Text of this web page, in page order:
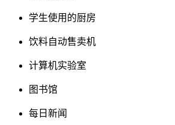
学生使用的厨房
饮料自动售卖机
计算机实验室
图书馆
每日新闻